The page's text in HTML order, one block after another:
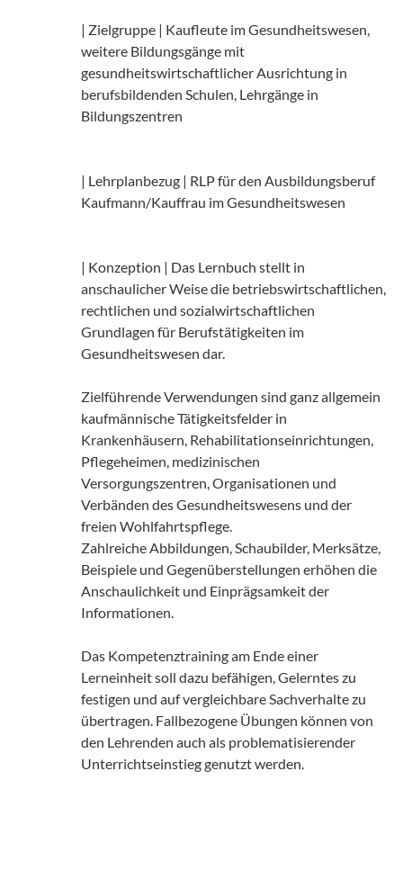
| Zielgruppe | Kaufleute im Gesundheitswesen,
weitere Bildungsgänge mit
gesundheitswirtschaftlicher Ausrichtung in
berufsbildenden Schulen, Lehrgänge in
Bildungszentren
| Lehrplanbezug | RLP für den Ausbildungsberuf
Kaufmann/Kauffrau im Gesundheitswesen
| Konzeption | Das Lernbuch stellt in
anschaulicher Weise die betriebswirtschaftlichen,
rechtlichen und sozialwirtschaftlichen
Grundlagen für Berufstätigkeiten im
Gesundheitswesen dar.
Zielführende Verwendungen sind ganz allgemein
kaufmännische Tätigkeitsfelder in
Krankenhäusern, Rehabilitationseinrichtungen,
Pflegeheimen, medizinischen
Versorgungszentren, Organisationen und
Verbänden des Gesundheitswesens und der
freien Wohlfahrtspflege.
Zahlreiche Abbildungen, Schaubilder, Merksätze,
Beispiele und Gegenüberstellungen erhöhen die
Anschaulichkeit und Einprägsamkeit der
Informationen.
Das Kompetenztraining am Ende einer
Lerneinheit soll dazu befähigen, Gelerntes zu
festigen und auf vergleichbare Sachverhalte zu
übertragen. Fallbezogene Übungen können von
den Lehrenden auch als problematisierender
Unterrichtseinstieg genutzt werden.